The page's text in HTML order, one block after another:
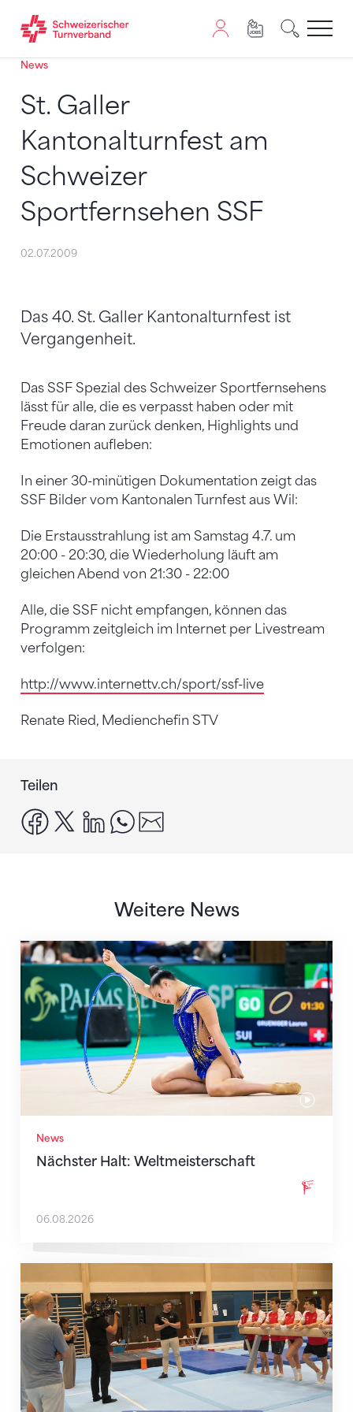
Zum Inhalt springen
Zur Sitemap navigieren
Zum Navigieren dieser Seite wird JavaScript benötigt.
News
St. Galler
Kantonalturnfest am
Schweizer
Sportfernsehen SSF
02.07.2009
Das 40. St. Galler Kantonalturnfest ist
Vergangenheit.
Das SSF Spezial des Schweizer Sportfernsehens
lässt für alle, die es verpasst haben oder mit
Freude daran zurück denken, Highlights und
Emotionen aufleben:
In einer 30-minütigen Dokumentation zeigt das
SSF Bilder vom Kantonalen Turnfest aus Wil:
Die Erstausstrahlung ist am Samstag 4.7. um
20:00 - 20:30, die Wiederholung läuft am
gleichen Abend von 21:30 - 22:00
Alle, die SSF nicht empfangen, können das
Programm zeitgleich im Internet per Livestream
verfolgen:
http://www.internettv.ch/sport/ssf-live
Renate Ried, Medienchefin STV
Teilen
facebook
x linkedinwhatsapp
Weitere News
News
Nächster Halt: Weltmeisterschaft
Nächster Halt: Weltmeisterschaft
06.08.2026
Mit klaren Zielen nach Zagreb